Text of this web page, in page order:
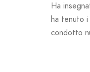
Ha
ha tenuto i
condotto